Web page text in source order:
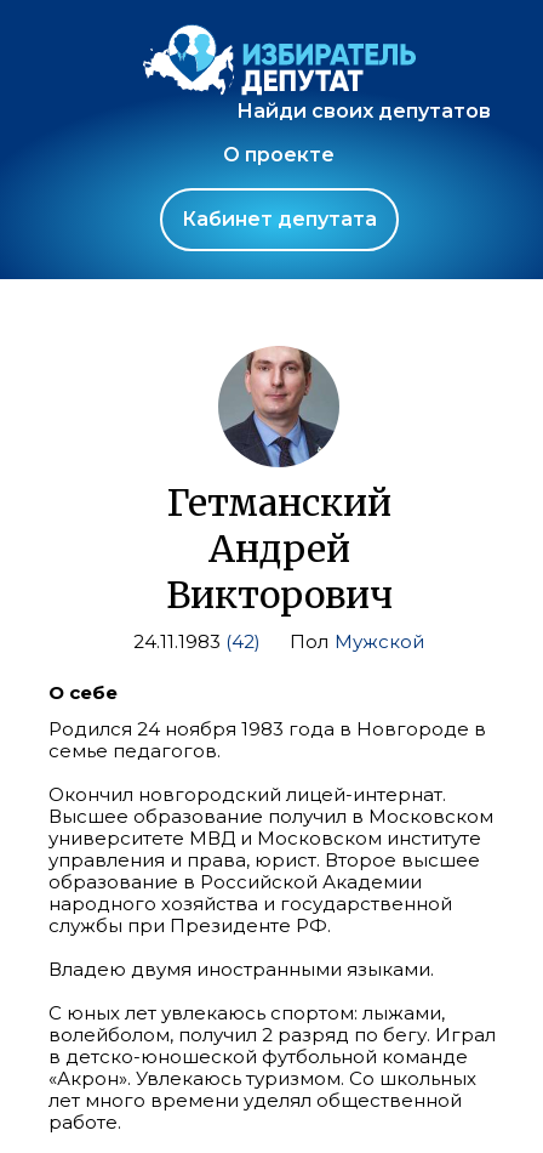
Найди своих депутатов
О проекте
Кабинет депутата
Гетманский
Андрей
Викторович
24.11.1983 (42) Пол Мужской
О себе
Родился 24 ноября 1983 года в Новгороде в
семье педагогов.
Окончил новгородский лицей-интернат.
Высшее образование получил в Московском
университете МВД и Московском институте
управления и права, юрист. Второе высшее
образование в Российской Академии
народного хозяйства и государственной
службы при Президенте РФ.
Владею двумя иностранными языками.
С юных лет увлекаюсь спортом: лыжами,
волейболом, получил 2 разряд по бегу. Играл
в детско-юношеской футбольной команде
«Акрон». Увлекаюсь туризмом. Со школьных
лет много времени уделял общественной
работе.